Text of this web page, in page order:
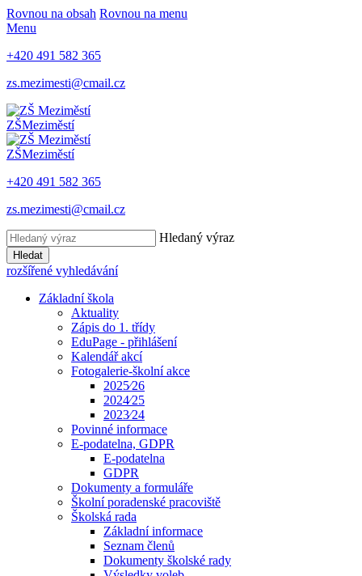
Rovnou na obsah Rovnou na menu
Menu
+420 491 582 365
zs.mezimesti@cmail.cz
ZŠMeziměstí
ZŠMeziměstí
+420 491 582 365
zs.mezimesti@cmail.cz
Hledaný výraz
Hledat
rozšířené vyhledávání
Základní škola
Aktuality
Zápis do 1. třídy
EduPage - přihlášení
Kalendář akcí
Fotogalerie-školní akce
2025⁄26
2024⁄25
2023⁄24
Povinné informace
E-podatelna, GDPR
E-podatelna
GDPR
Dokumenty a formuláře
Školní poradenské pracoviště
Školská rada
Základní informace
Seznam členů
Dokumenty školské rady